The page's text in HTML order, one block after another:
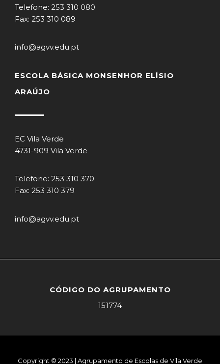
Telefone: 253 310 080
Fax: 253 310 089
info@agvv.edu.pt
ESCOLA BÁSICA MONSENHOR ELÍSIO
ARAÚJO
EC Vila Verde
4731-909 Vila Verde
Telefone: 253 310 370
Fax: 253 310 379
info@agvv.edu.pt
CÓDIGO DO AGRUPAMENTO
151774
Copyright © 2023 | Agrupamento de Escolas de Vila Verde